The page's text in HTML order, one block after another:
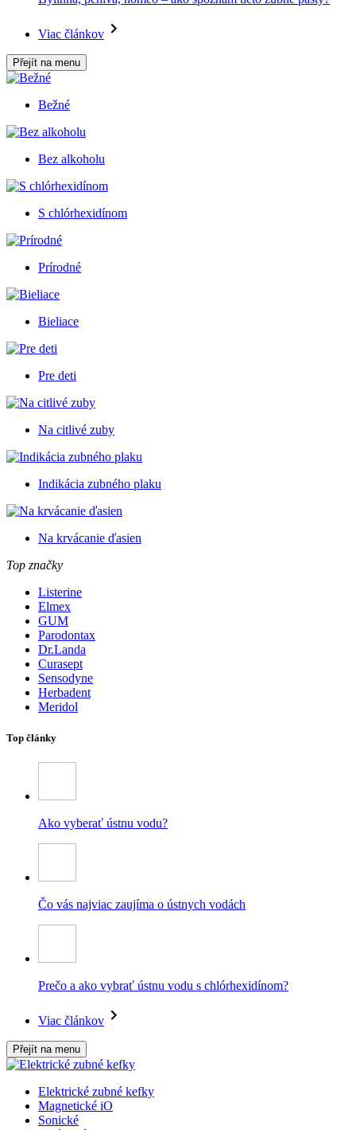
Viac článkov
Přejít na menu
Bežné
Bez alkoholu
S chlórhexidínom
Prírodné
Bieliace
Pre deti
Na citlivé zuby
Indikácia zubného plaku
Na krvácanie ďasien
Top značky
Listerine
Elmex
GUM
Parodontax
Dr.Landa
Curasept
Sensodyne
Herbadent
Meridol
Top články
Ako vyberať ústnu vodu?
Čo vás najviac zaujíma o ústnych vodách
Prečo a ako vybrať ústnu vodu s chlórhexidínom?
Viac článkov
Přejít na menu
Elektrické zubné kefky
Magnetické iO
Sonické